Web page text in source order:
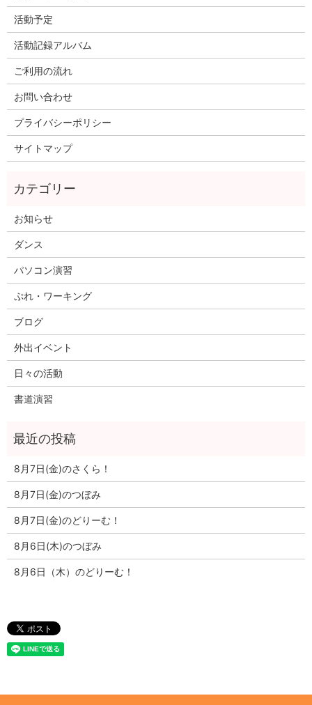
活動予定
活動記録アルバム
ご利用の流れ
お問い合わせ
プライバシーポリシー
サイトマップ
お知らせ
ダンス
パソコン演習
ぷれ・ワーキング
ブログ
外出イベント
日々の活動
書道演習
8月7日(金)のさくら！
8月7日(金)のつぼみ
8月7日(金)のどりーむ！
8月6日(木)のつぼみ
8月6日（木）のどりーむ！